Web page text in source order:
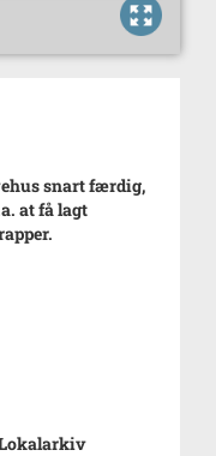
snart færdig,
at få lagt